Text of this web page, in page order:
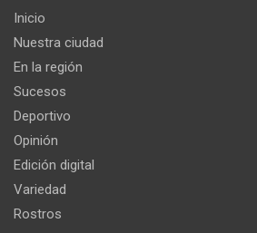
Inicio
Nuestra ciudad
En la región
Sucesos
Deportivo
Opinión
Edición digital
Variedad
Rostros